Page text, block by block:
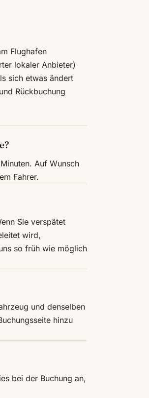
Flughafen
lokaler Anbieter)
sich etwas ändert
Rückbuchung
Auf Wunsch
Fahrer.
Sie verspätet
wird,
so früh wie möglich
und denselben
hinzu
bei der Buchung an,